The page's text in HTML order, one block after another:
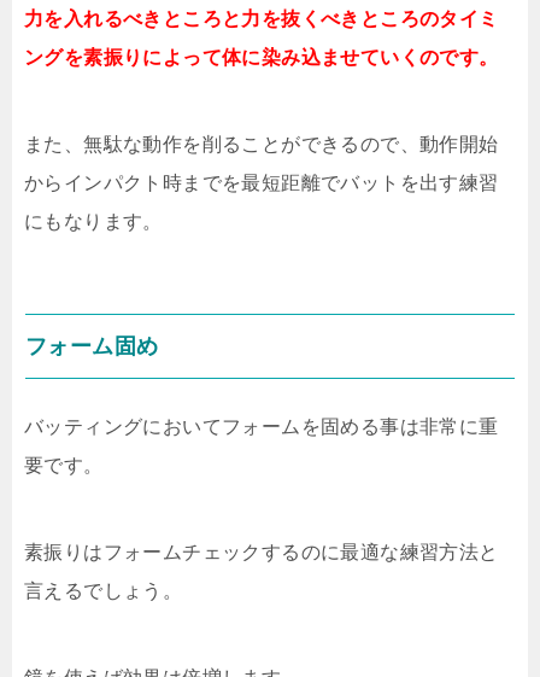
力を入れるべきところと力を抜くべきところのタイミ
ングを素振りによって体に染み込ませていくのです。
また、無駄な動作を削ることができるので、動作開始
からインパクト時までを最短距離でバットを出す練習
にもなります。
フォーム固め
バッティングにおいてフォームを固める事は非常に重
要です。
素振りはフォームチェックするのに最適な練習方法と
言えるでしょう。